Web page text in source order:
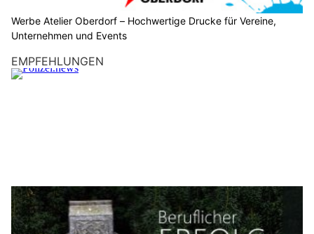
Werbe Atelier Oberdorf – Hochwertige Drucke für Vereine,
Unternehmen und Events
EMPFEHLUNGEN